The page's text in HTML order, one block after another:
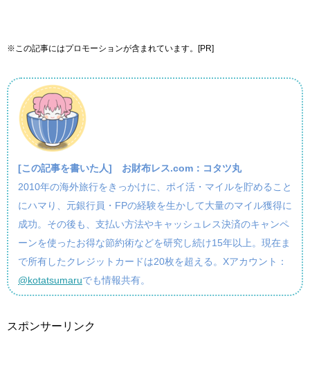
※この記事にはプロモーションが含まれています。[PR]
[この記事を書いた人] お財布レス.com：コタツ丸
2010年の海外旅行をきっかけに、ポイ活・マイルを貯めること
にハマり、元銀行員・FPの経験を生かして大量のマイル獲得に
成功。その後も、支払い方法やキャッシュレス決済のキャンペ
ーンを使ったお得な節約術などを研究し続け15年以上。現在ま
で所有したクレジットカードは20枚を超える。Xアカウント：
@kotatsumaruでも情報共有。
スポンサーリンク